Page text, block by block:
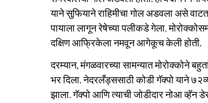
याने सुफियाने राहिमीचा गोल अडवला असे
पायाला लागून रेषेच्या पलीकडे गेला.
दक्षिण आफ्रिकेला नमवून आगेकूच केली होती.
दरम्यान, मंगळवारच्या सामन्यात
भर दिला. नेदरलँड्ससाठी कोडी गॅक्पो याने
झाला. गॅक्पो आणि त्याची जोडीदार नोआ